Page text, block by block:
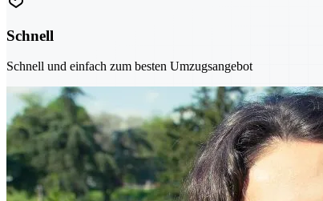
Schnell
Schnell und einfach zum besten Umzugsangebot